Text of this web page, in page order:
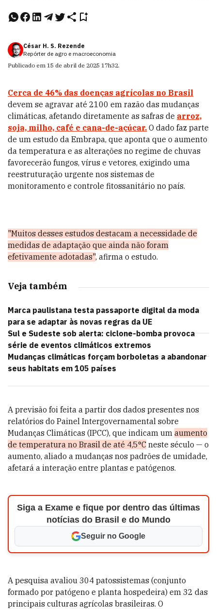
César H. S. Rezende
Repórter de agro e macroeconomia
Publicado em 15 de abril de 2025 17h32.
Cerca de 46% das doenças agrícolas no Brasil
devem se agravar até 2100 em razão das mudanças
climáticas, afetando diretamente as safras de arroz,
soja, milho, café e cana-de-açúcar. O dado faz parte
de um estudo da Embrapa, que aponta que o aumento
da temperatura e as alterações no regime de chuvas
favorecerão fungos, vírus e vetores, exigindo uma
reestruturação urgente nos sistemas de
monitoramento e controle fitossanitário no país.
"Muitos desses estudos destacam a necessidade de
medidas de adaptação que ainda não foram
efetivamente adotadas", afirma o estudo.
Veja também
Marca paulistana testa passaporte digital da moda
para se adaptar às novas regras da UE
Sul e Sudeste sob alerta: ciclone-bomba provoca
série de eventos climáticos extremos
Mudanças climáticas forçam borboletas a abandonar
seus habitats em 105 países
A previsão foi feita a partir dos dados presentes nos
relatórios do Painel Intergovernamental sobre
Mudanças Climáticas (IPCC), que indicam um aumento
de temperatura no Brasil de até 4,5°C neste século — o
aumento, aliado a mudanças nos padrões de umidade,
afetará a interação entre plantas e patógenos.
Siga a Exame e fique por dentro das últimas
notícias do Brasil e do Mundo
Seguir no Google
A pesquisa avaliou 304 patossistemas (conjunto
formado por patógeno e planta hospedeira) em 32 das
principais culturas agrícolas brasileiras. O